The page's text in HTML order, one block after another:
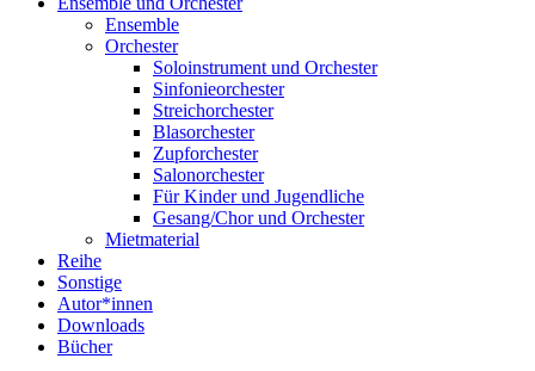
Ensemble
Orchester
Soloinstrument und Orchester
Sinfonieorchester
Streichorchester
Blasorchester
Zupforchester
Salonorchester
Für Kinder und Jugendliche
Gesang/Chor und Orchester
Mietmaterial
Reihe
Sonstige
Autor*innen
Downloads
Bücher